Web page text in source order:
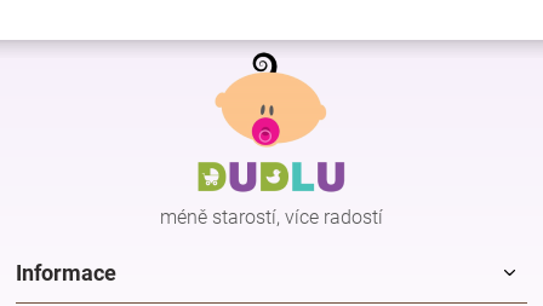
Z
méně starostí, více radostí
Informace